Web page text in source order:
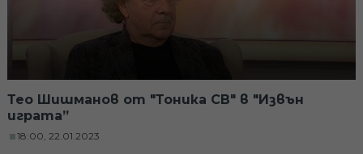
Тео Шишманов от "Тоника СВ" в "Извън
играта”
18:00, 22.01.2023